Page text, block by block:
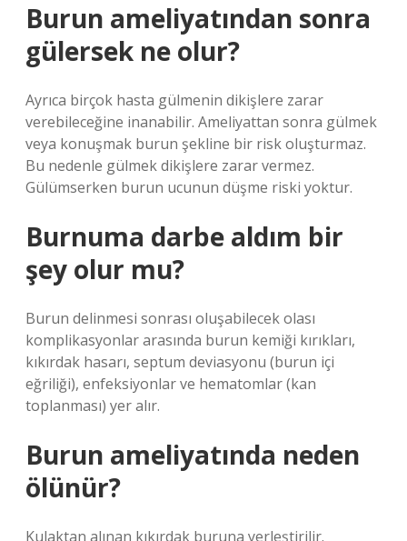
Burun ameliyatından sonra
gülersek ne olur?
Ayrıca birçok hasta gülmenin dikişlere zarar
verebileceğine inanabilir. Ameliyattan sonra gülmek
veya konuşmak burun şekline bir risk oluşturmaz.
Bu nedenle gülmek dikişlere zarar vermez.
Gülümserken burun ucunun düşme riski yoktur.
Burnuma darbe aldım bir
şey olur mu?
Burun delinmesi sonrası oluşabilecek olası
komplikasyonlar arasında burun kemiği kırıkları,
kıkırdak hasarı, septum deviasyonu (burun içi
eğriliği), enfeksiyonlar ve hematomlar (kan
toplanması) yer alır.
Burun ameliyatında neden
ölünür?
Kulaktan alınan kıkırdak buruna yerleştirilir.